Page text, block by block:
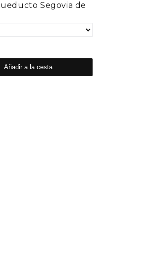
Segovia de
Añadir a la cesta